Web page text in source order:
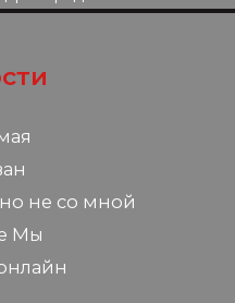
не со мной
Мы